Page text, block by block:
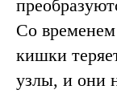
Со
кишки
узлы, и они
врача
хирурга
Для
информации о